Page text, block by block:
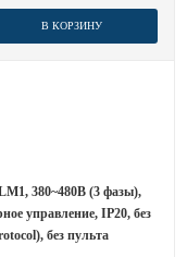
В КОРЗИНУ
380~480B (3 фазы),
управление, IP20, без
без пульта